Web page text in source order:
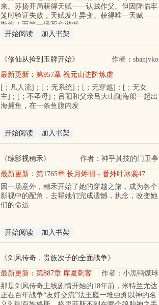
来。苏扬开局获得天赋——认贼作父。但因降临牢
笼时验证失败，天赋发生异变。获得唯一天赋——
欺诈！而第一场死亡游戏
开始阅读
加入书架
《修仙从捡到玉牌开始》
作者：sbanjvko
最新更新： 第957章 祝元山进阶炼虚
[；凡人流]；[；无系统]；[；无穿越]；[；无女
主]；[；不圣母]；吕阳和父亲吕大山随海船一起出
海捕鱼，在一条鱼腹内发
开始阅读 加入书架
《综影视穗禾》
作者：神乎其技的门卫亭
最新更新： 第1765章 长月烬明－番外叶冰裳47
因一场意外，穗禾开始了她的穿越之旅，成为各个
影视中的配角，去帮她们完成遗憾，执念，改变她
们的命运………
开始阅读 加入书架
《剑风传奇，贵族次子的全面战争》
作者：小黑鸭煤球
最新更新： 第887章 库夏刺客
那是剑风传奇主线剧情开始的18年前，米特兰尤达
正在百年战争“友好交流”法王庭一堆虫豸以神的名